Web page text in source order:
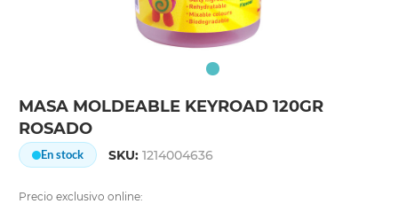
MASA MOLDEABLE KEYROAD 120GR
ROSADO
En stock SKU:1214004636
Precio exclusivo online: